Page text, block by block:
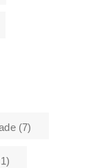
(7)